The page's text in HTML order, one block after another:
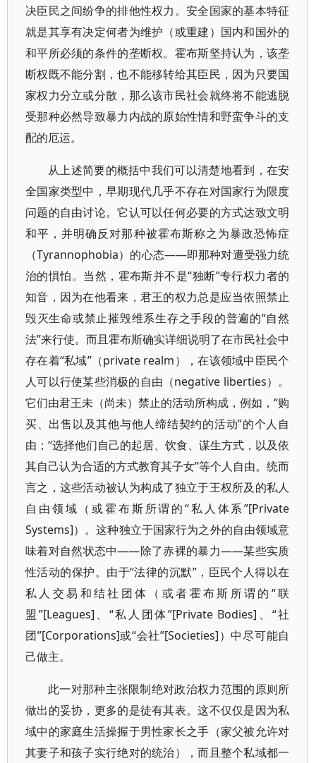
决臣民之间纷争的排他性权力。安全国家的基本特征
就是其享有决定何者为维护（或重建）国内和国外的
和平所必须的条件的垄断权。霍布斯坚持认为，该垄
断权既不能分割，也不能移转给其臣民，因为只要国
家权力分立或分散，那么该市民社会就终将不能逃脱
受那种必然导致暴力内战的原始性情和野蛮争斗的支
配的厄运。
从上述简要的概括中我们可以清楚地看到，在安
全国家类型中，早期现代几乎不存在对国家行为限度
问题的自由讨论。它认可以任何必要的方式达致文明
和平，并明确反对那种被霍布斯称之为暴政恐怖症
（Tyrannophobia）的心态——即那种对遭受强力统
治的惧怕。当然，霍布斯并不是“独断”专行权力者的
知音，因为在他看来，君王的权力总是应当依照禁止
毁灭生命或禁止摧毁维系生存之手段的普遍的“自然
法”来行使。而且霍布斯确实详细说明了在市民社会中
存在着“私域”（private realm），在该领域中臣民个
人可以行使某些消极的自由（negative liberties）。
它们由君王未（尚未）禁止的活动所构成，例如，“购
买、出售以及其他与他人缔结契约的活动”的个人自
由；“选择他们自己的起居、饮食、谋生方式，以及依
其自己认为合适的方式教育其子女”等个人自由。统而
言之，这些活动被认为构成了独立于王权所及的私人
自由领域（或霍布斯所谓的“私人体系”[Private
Systems]）。这种独立于国家行为之外的自由领域意
味着对自然状态中——除了赤裸的暴力——某些实质
性活动的保护。由于“法律的沉默”，臣民个人得以在
私人交易和结社团体（或者霍布斯所谓的“联
盟”[Leagues]、“私人团体”[Private Bodies]、“社
团”[Corporations]或“会社”[Societies]）中尽可能自
己做主。
此一对那种主张限制绝对政治权力范围的原则所
做出的妥协，更多的是徒有其表。这不仅仅是因为私
域中的家庭生活操握于男性家长之手（家父被允许对
其妻子和孩子实行绝对的统治），而且整个私域都一